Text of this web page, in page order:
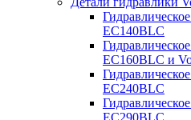
EC140BLC
EC160BLC и
EC240BLC
EC290BLC